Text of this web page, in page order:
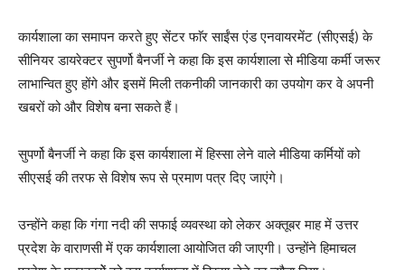
कार्यशाला का समापन करते हुए सेंटर फाॅर साईंस एंड एनवायरमेंट (सीएसई) के
सीनियर डायरेक्टर सुपर्णो बैनर्जी ने कहा कि इस कार्यशाला से मीडिया कर्मी जरूर
लाभान्वित हुए होंगे और इसमें मिली तकनीकी जानकारी का उपयोग कर वे अपनी
खबरों को और विशेष बना सकते हैं।
सुपर्णो बैनर्जी ने कहा कि इस कार्यशाला में हिस्सा लेने वाले मीडिया कर्मियों को
सीएसई की तरफ से विशेष रूप से प्रमाण पत्र दिए जाएंगे।
उन्होंने कहा कि गंगा नदी की सफाई व्यवस्था को लेकर अक्तूबर माह में उत्तर
प्रदेश के वाराणसी में एक कार्यशाला आयोजित की जाएगी। उन्होंने हिमाचल